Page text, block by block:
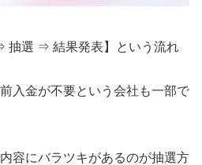
抽選 ⇒ 結果発表】という流れ
入金が不要という会社も一部で
容にバラツキがあるのが抽選方